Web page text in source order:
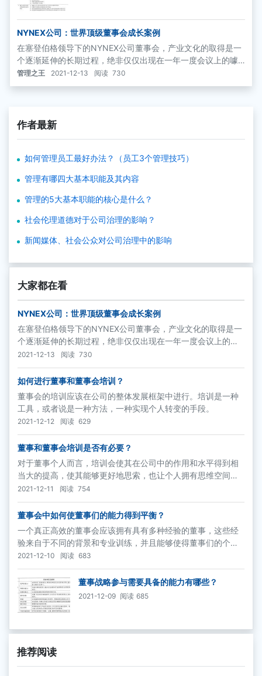
NYNEX公司：世界顶级董事会成长案例
在塞登伯格领导下的NYNEX公司董事会，产业文化的取得是一
个逐渐延伸的长期过程，绝非仅仅出现在一年一度会议上的噱
头。尽管很多董事会当时已经开始采用举行年度度假会议的形
式讨论公司战略问题，NYNEX公司却并不跟随潮流。公司把战
管理之王 2021-12-13 阅读 730
作者最新
如何管理员工最好办法？（员工3个管理技巧）
管理有哪四大基本职能及其内容
管理的5大基本职能的核心是什么？
社会伦理道德对于公司治理的影响？
新闻媒体、社会公众对公司治理中的影响
大家都在看
NYNEX公司：世界顶级董事会成长案例
在塞登伯格领导下的NYNEX公司董事会，产业文化的取得是一
个逐渐延伸的长期过程，绝非仅仅出现在一年一度会议上的噱
头。尽管很多董事会当时已经开始采用举行年度度假会议的形
式讨论公司战略问题，NYNEX公司却并不跟随潮流。公司把战
略的学习以及制定当做一个持续进行的董事会讨论过程，而将
董事会度假会议这种形式作为学习过程中的一个飞跃形态。
2021-12-13 阅读 730
如何进行董事和董事会培训？
董事会的培训应该在公司的整体发展框架中进行。培训是一种
工具，或者说是一种方法，一种实现个人转变的手段。
2021-12-12 阅读 629
董事和董事会培训是否有必要？
对于董事个人而言，培训会使其在公司中的作用和水平得到相
当大的提高，使其能够更好地思索，也让个人拥有思维空间来
考虑公司的问题，并有助于形成正确的观念。
2021-12-11 阅读 754
董事会中如何使董事们的能力得到平衡？
一个真正高效的董事会应该拥有具有多种经验的董事，这些经
验来自于不同的背景和专业训练，并且能够使得董事们的个性
和知识达到很好的平衡。这样的董事会将有能力同时以不同的
方式从几个角度对一个问题进行考察，从而更加全面地分析某
个问题得出正确的结论。
2021-12-10 阅读 683
董事战略参与需要具备的能力有哪些？
2021-12-09 阅读 685
推荐阅读